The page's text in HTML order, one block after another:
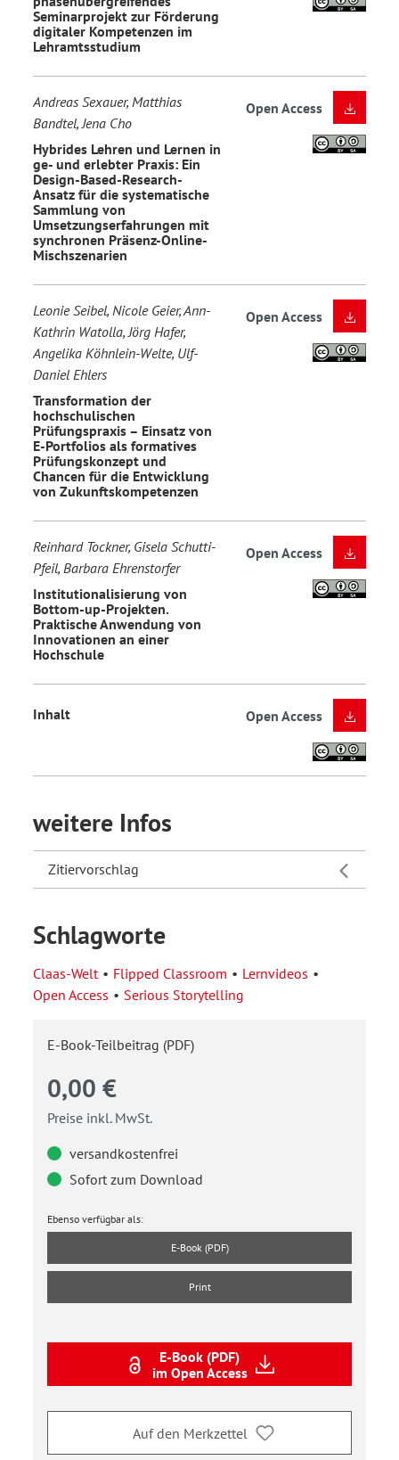
Seminarprojekt zur Förderung
digitaler Kompetenzen im
Lehramtsstudium
Andreas Sexauer, Matthias
Bandtel, Jena Cho
Hybrides Lehren und Lernen in
ge- und erlebter Praxis: Ein
Design-Based-Research-
Ansatz für die systematische
Sammlung von
Umsetzungserfahrungen mit
synchronen Präsenz-Online-
Mischszenarien
Open Access
Leonie Seibel, Nicole Geier, Ann-
Kathrin Watolla, Jörg Hafer,
Angelika Köhnlein-Welte, Ulf-
Daniel Ehlers
Transformation der
hochschulischen
Prüfungspraxis – Einsatz von
E-Portfolios als formatives
Prüfungskonzept und
Chancen für die Entwicklung
von Zukunftskompetenzen
Open Access
Reinhard Tockner, Gisela Schutti-
Pfeil, Barbara Ehrenstorfer
Institutionalisierung von
Bottom-up-Projekten.
Praktische Anwendung von
Innovationen an einer
Hochschule
Open Access
Inhalt Open Access
weitere Infos
Zitiervorschlag
Schlagworte
Claas-Welt Flipped Classroom
Lernvideos
Open Access
Serious Storytelling
E-Book-Teilbeitrag (PDF)
0,00 €
Preise inkl. MwSt.
versandkostenfrei
Sofort zum Download
Ebenso verfügbar als:
E-Book (PDF)
Print
E-Book (PDF)
im Open Access
Auf den Merkzettel